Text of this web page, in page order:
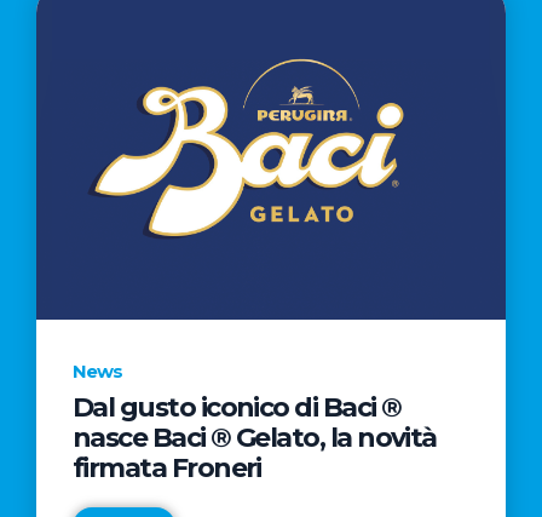
News
Dal gusto iconico di Baci ®
nasce Baci ® Gelato, la novità
firmata Froneri